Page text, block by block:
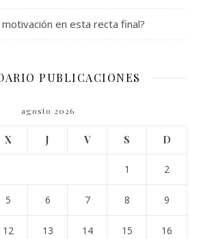
en esta recta final?
PUBLICACIONES
agosto 2026
X J V S D
1 2
5 6 7 8 9
12 13 14 15 16